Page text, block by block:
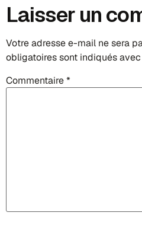
Laisser un
Votre adresse e-mail ne sera
obligatoires sont indiqués avec
Commentaire*